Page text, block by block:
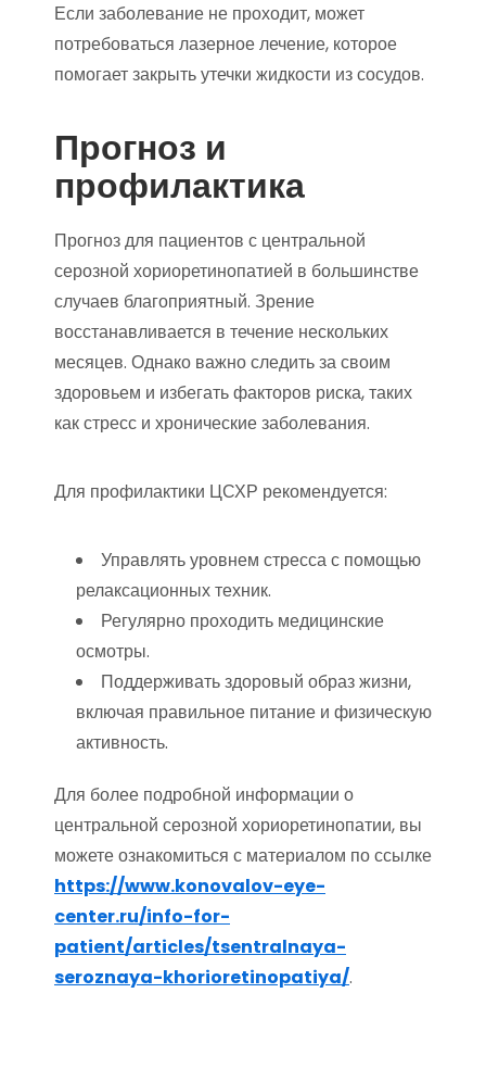
Если заболевание не проходит, может
потребоваться лазерное лечение, которое
помогает закрыть утечки жидкости из сосудов.
Прогноз и
профилактика
Прогноз для пациентов с центральной
серозной хориоретинопатией в большинстве
случаев благоприятный. Зрение
восстанавливается в течение нескольких
месяцев. Однако важно следить за своим
здоровьем и избегать факторов риска, таких
как стресс и хронические заболевания.
Для профилактики ЦСХР рекомендуется:
Управлять уровнем стресса с помощью
релаксационных техник.
Регулярно проходить медицинские
осмотры.
Поддерживать здоровый образ жизни,
включая правильное питание и физическую
активность.
Для более подробной информации о
центральной серозной хориоретинопатии, вы
можете ознакомиться с материалом по ссылке
https://www.konovalov-eye-
center.ru/info-for-
patient/articles/tsentralnaya-
seroznaya-khorioretinopatiya/.